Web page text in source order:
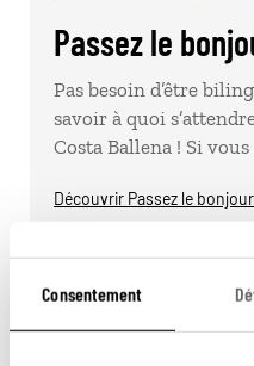
Consentement
Passez le
Pas besoin d’être
savoir à quoi
Costa Ballena ! Si
Découvrir Passez le